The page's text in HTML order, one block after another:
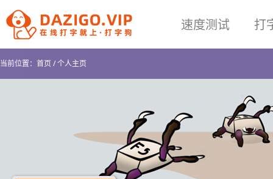
速度测试 打
当前位置： 首页/个人主页